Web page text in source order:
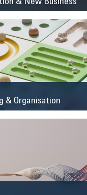
& New Business
& Organisation